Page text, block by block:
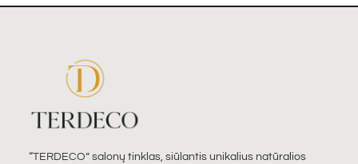
“TERDECO” salonų tinklas, siūlantis unikalius natūralios